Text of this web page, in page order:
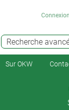
Recherche
Connexion
Sur OKW